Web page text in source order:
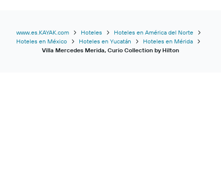
www.es.KAYAK.com Hoteles
Hoteles en América del Norte
Hoteles en México
Hoteles en Yucatán
Hoteles en Mérida
Villa Mercedes Merida, Curio Collection by Hilton